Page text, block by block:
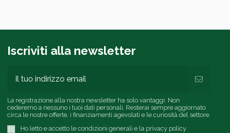
Iscriviti alla newsletter
La registrazione alla nostra newsletter ha solo vantaggi. Non
cederemo a nessuno i tuoi dati personali. Resterai sempre aggiornato
circa le nostre offerte, i finanziamenti agevolati e le curiosità del settore.
Ho letto e accetto le condizioni generali e la privacy policy